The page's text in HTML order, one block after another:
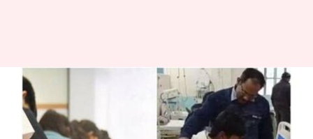
பீகார் - தேர்வறையில் 500
மாணவிகளை கண்டு
மயக்கமடைந்த மாணவன்